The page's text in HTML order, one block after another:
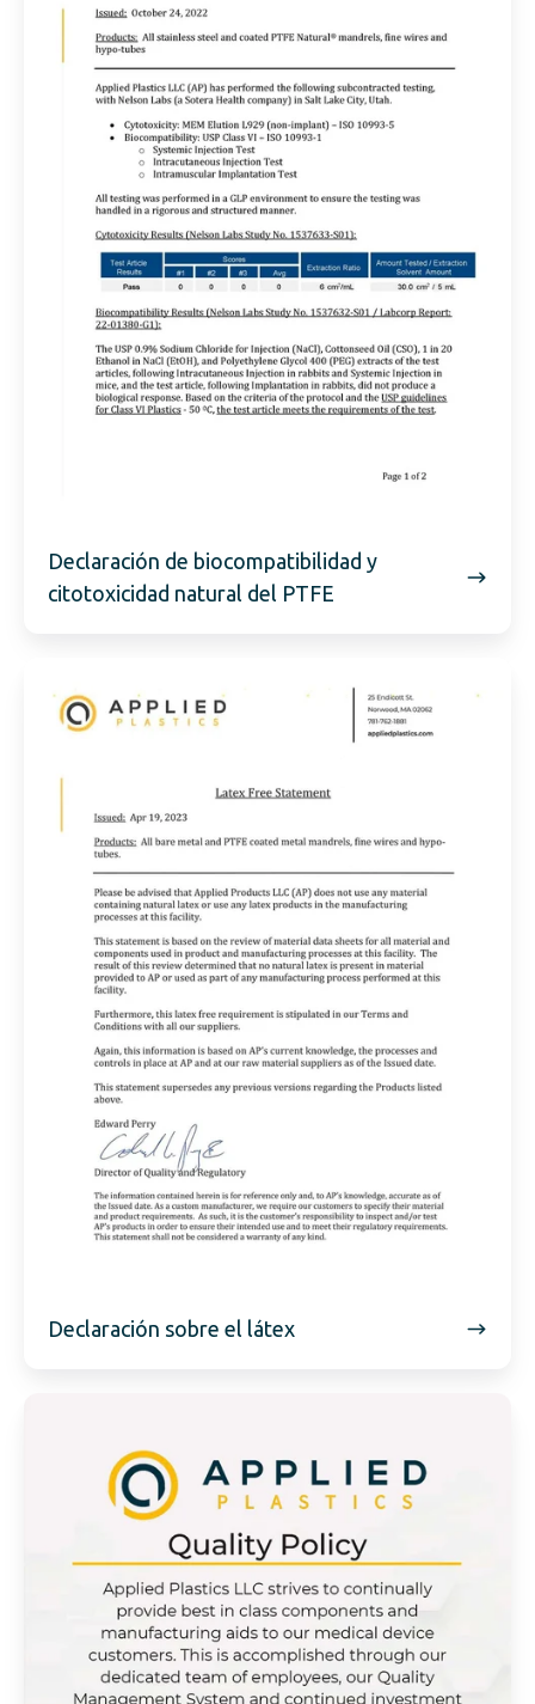
Declaración de biocompatibilidad y
citotoxicidad natural del PTFE
PTFE
Declaración sobre el látex
sobre